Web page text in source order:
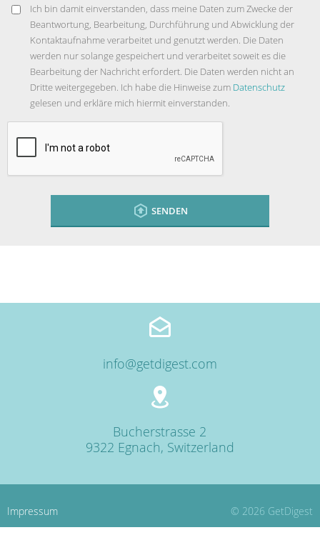
Ich bin damit einverstanden, dass meine Daten zum Zwecke der
Beantwortung, Bearbeitung, Durchführung und Abwicklung der
Kontaktaufnahme verarbeitet und genutzt werden. Die Daten
werden nur solange gespeichert und verarbeitet soweit es die
Bearbeitung der Nachricht erfordert. Die Daten werden nicht an
Dritte weitergegeben. Ich habe die Hinweise zum Datenschutz
gelesen und erkläre mich hiermit einverstanden.
SENDEN
info@getdigest.com
Bucherstrasse 2
9322 Egnach, Switzerland
Impressum
© 2026 GetDigest